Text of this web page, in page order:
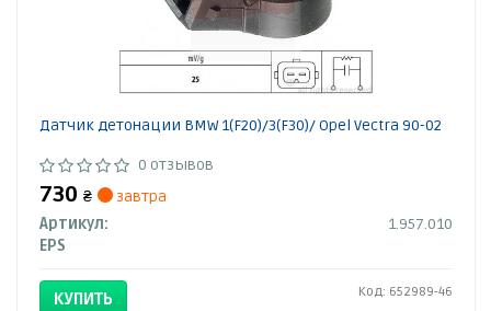
Датчик детонации BMW 1(F20)/3(F30)/ Opel Vectra 90-02
0 отзывов
730 ₴
завтра
Артикул:
1.957.010
EPS
КУПИТЬ Код: 652989-46